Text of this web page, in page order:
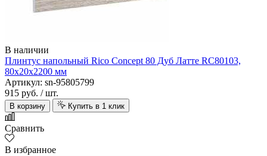
В наличии
Плинтус напольный Rico Concept 80 Дуб Латте RC80103,
80х20х2200 мм
Артикул: sn-95805799
915 руб. / шт.
В корзину Купить в 1 клик
Сравнить
В избранное